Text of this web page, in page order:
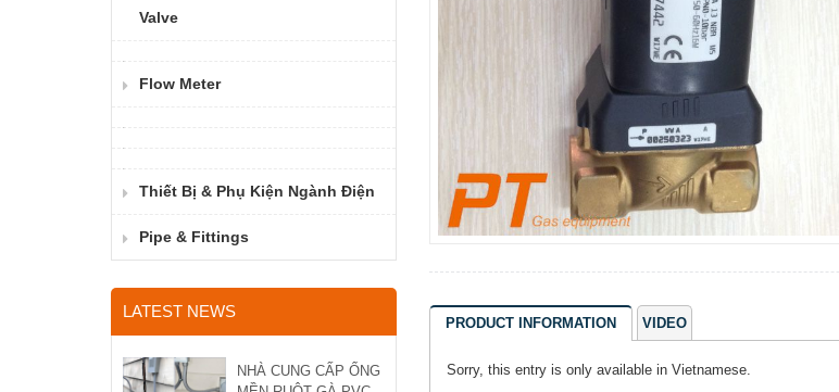
Valve
Flow Meter
Thiết Bị & Phụ Kiện Ngành Điện
Pipe & Fittings
LATEST NEWS
NHÀ CUNG CẤP ỐNG
PRODUCT INFORMATION VIDEO
Sorry, this entry is only available in Vietnamese.